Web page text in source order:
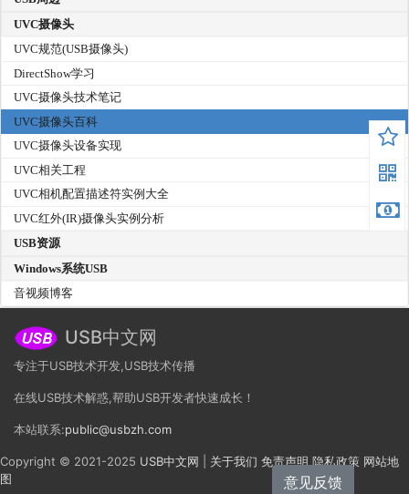
UVC摄像头
UVC规范(USB摄像头)
DirectShow学习
UVC摄像头技术笔记
UVC摄像头百科
UVC摄像头设备实现
UVC相关工程
UVC相机配置描述符实例大全
UVC红外(IR)摄像头实例分析
USB资源
Windows系统USB
音视频博客
USB中文网
专注于USB技术开发,USB技术传播
在线USB技术解惑,帮助USB开发者快速成长！
本站联系:public@usbzh.com
Copyright © 2021-2025 USB中文网 关于我们 免责声明 隐私政策 网站地
图
意见反馈